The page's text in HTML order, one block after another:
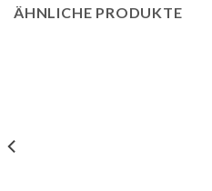
ÄHNLICHE PRODUKTE